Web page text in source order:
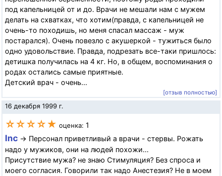
под капельницей от и до. Врачи не мешали нам с мужем
делать на схватках, что хотим(правда, с капельницей не
очень-то походишь, но меня спасал массаж - муж
постарался). Очень повезло с акушеркой - тужиться было
одно удовольствие. Правда, подрезать все-таки пришлось:
детишка получилась на 4 кг. Но, в общем, воспоминания о
родах остались самые приятные.
Детский врач - очень...
[отзыв полностью]
16 декабря 1999 г.
☆☆☆☆★ оценка: 1
Inc → Персонал приветливый а врачи - стервы. Рожать
надо у мужиков, они на людей похожи...
Присутствие мужа? не знаю Стимуляция? Без спроса и
моего согласия. Говорили так надо Анестезия? Не в моем